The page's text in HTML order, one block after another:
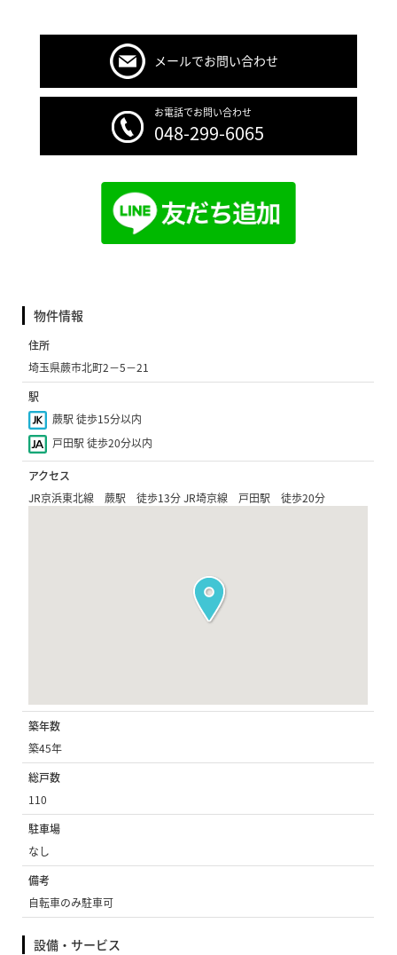
メールでお問い合わせ
お電話でお問い合わせ
048-299-6065
物件情報
住所
埼玉県蕨市北町2−5−21
駅
蕨駅 徒歩15分以内
戸田駅 徒歩20分以内
アクセス
JR京浜東北線 蕨駅 徒歩13分 JR埼京線 戸田駅 徒歩20分
築年数
築45年
総戸数
110
駐車場
なし
備考
自転車のみ駐車可
設備・サービス